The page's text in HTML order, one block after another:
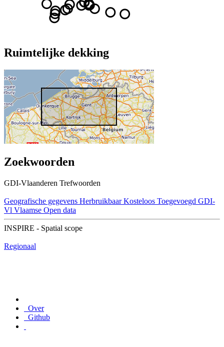
Ruimtelijke dekking
Zoekwoorden
GDI-Vlaanderen Trefwoorden
Geografische gegevens Herbruikbaar Kosteloos Toegevoegd GDI-
Vl Vlaamse Open data
INSPIRE - Spatial scope
Regionaal
Over
Github